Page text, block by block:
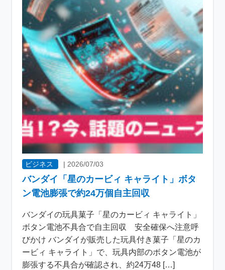
ビジネス |2026/07/03
バンダイ「星のカービィ キャライト」ボタ
ン電池膨張で約24万個自主回収
バンダイの玩具菓子「星のカービィ キャライト」
ボタン電池不具合で自主回収 安全確保へ注意呼
びかけ バンダイが販売した玩具付き菓子「星のカ
ービィ キャライト」で、玩具内部のボタン電池が
膨張する不具合が確認され、約24万48 […]